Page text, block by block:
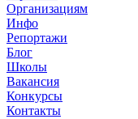
Организациям
Инфо
Репортажи
Блог
Школы
Вакансия
Конкурсы
Контакты